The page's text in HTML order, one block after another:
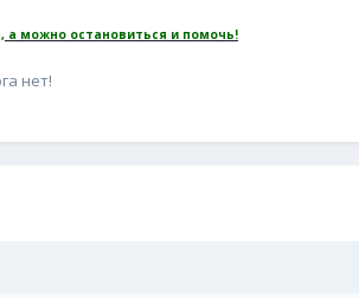
можно остановиться и помочь!
нет!